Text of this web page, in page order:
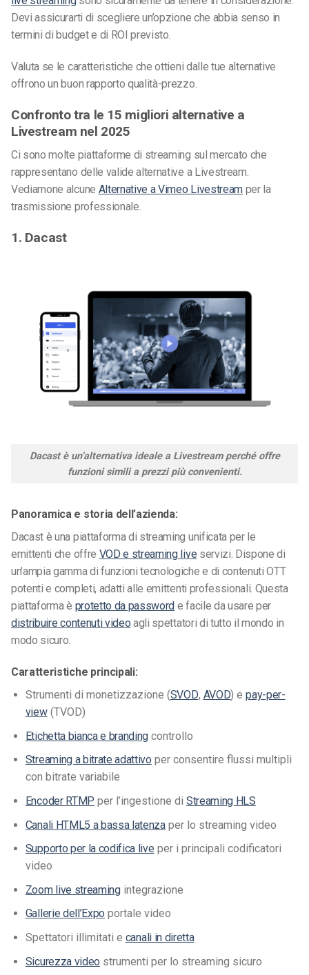
Devi assicurarti di scegliere un’opzione che abbia senso in
termini di budget e di ROI previsto.
Valuta se le caratteristiche che ottieni dalle tue alternative
offrono un buon rapporto qualità-prezzo.
Confronto tra le 15 migliori alternative a
Livestream nel 2025
Ci sono molte piattaforme di streaming sul mercato che
rappresentano delle valide alternative a Livestream.
Vediamone alcune Alternative a Vimeo Livestreamper la
trasmissione professionale.
1. Dacast
Dacast è un’alternativa ideale a Livestream perché offre
funzioni simili a prezzi più convenienti.
Panoramica e storia dell’azienda:
Dacast è una piattaforma di streaming unificata per le
emittenti che offre VOD e streaming live servizi. Dispone di
un’ampia gamma di funzioni tecnologiche e di contenuti OTT
potenti e completi, adatti alle emittenti professionali. Questa
piattaforma è protetto da password e facile da usare per
distribuire contenuti video agli spettatori di tutto il mondo in
modo sicuro.
Caratteristiche principali:
Strumenti di monetizzazione (SVOD, AVOD) epay-per-
view(TVOD)
Etichetta bianca e branding controllo
Streaming a bitrate adattivo per consentire flussi multipli
con bitrate variabile
Encoder RTMP per l’ingestione di Streaming HLS
Canali HTML5 a bassa latenzaper lo streaming video
Supporto per la codifica live per i principali codificatori
video
Zoom live streamingintegrazione
Gallerie dell’Expo portale video
Spettatori illimitati e canali in diretta
Sicurezza video strumenti per lo streaming sicuro